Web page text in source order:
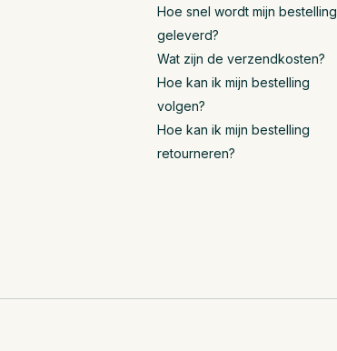
Hoe snel wordt mijn bestelling
geleverd?
Wat zijn de verzendkosten?
Hoe kan ik mijn bestelling
volgen?
Hoe kan ik mijn bestelling
retourneren?